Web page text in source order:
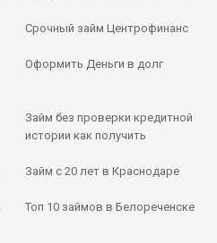
Срочный займ Центрофинанс
Оформить Деньги в долг
Займ без проверки кредитной
истории как получить
Займ с 20 лет в Краснодаре
Топ 10 займов в Белореченске